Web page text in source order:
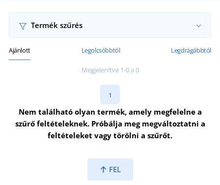
Termék szűrés
Ajánlott Legolcsóbbtól Legdrágábbtól
Megjelenítve 1-0 a 0
1
Nem található olyan termék, amely megfelelne a
szűrő feltételeknek. Próbálja meg megváltoztatni a
feltételeket vagy törölni a szűrőt.
FEL